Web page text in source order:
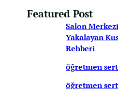
Featured Post
Salon
Yakalayan
Rehberi
öğretmen
öğretmen